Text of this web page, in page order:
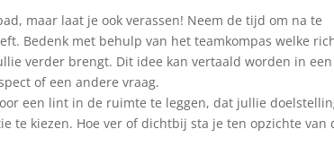
maar laat je ook verassen! Neem de tijd om na te
Bedenk met behulp van het teamkompas welke
verder brengt. Dit idee kan vertaald worden in een
of een andere vraag.
een lint in de ruimte te leggen, dat jullie
te kiezen. Hoe ver of dichtbij sta je ten opzichte van